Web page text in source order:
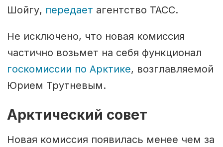
Шойгу, передает агентство ТАСС.
Не исключено, что новая комиссия
частично возьмет на себя функционал
госкомиссии по Арктике, возглавляемой
Юрием Трутневым.
Арктический совет
Новая комиссия появилась менее чем за